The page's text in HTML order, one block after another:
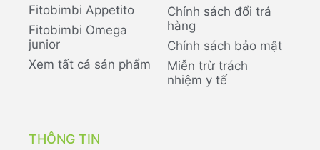
Fitobimbi Appetito
Fitobimbi Omega
junior
Xem tất cả sản phẩm
Chính sách đổi trả
hàng
Chính sách bảo mật
Miễn trừ trách
nhiệm y tế
THÔNG TIN